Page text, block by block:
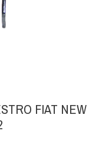
FIAT NEW